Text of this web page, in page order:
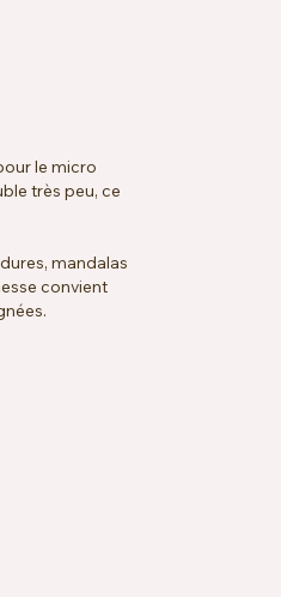
le micro
très peu, ce
mandalas
convient